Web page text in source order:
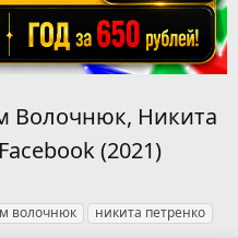
Волочнюк, Никита
(2021)
волочнюк никита петренко